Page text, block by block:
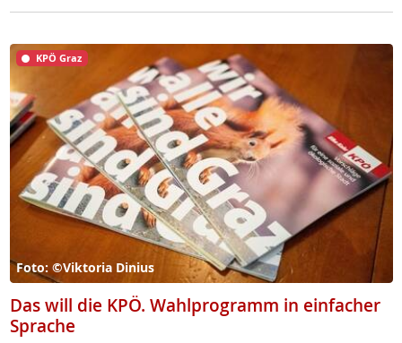
KPÖ Graz
Foto: ©Viktoria Dinius
Das will die KPÖ. Wahlprogramm in einfacher
Sprache